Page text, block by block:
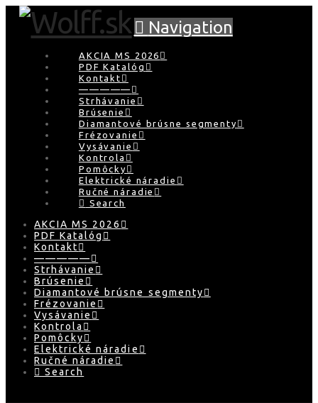
Navigation
AKCIA MS 2026
PDF Katalóg
Kontakt
—————
Strhávanie
Brúsenie
Diamantové brúsne segmenty
Frézovanie
Vysávanie
Kontrola
Pomôcky
Elektrické náradie
Ručné náradie
Search
AKCIA MS 2026
PDF Katalóg
Kontakt
—————
Strhávanie
Brúsenie
Diamantové brúsne segmenty
Frézovanie
Vysávanie
Kontrola
Pomôcky
Elektrické náradie
Ručné náradie
Search